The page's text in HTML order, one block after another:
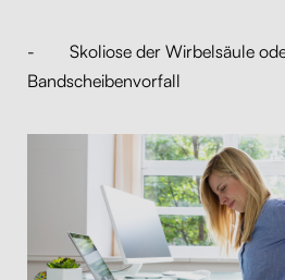
- Skoliose der Wirbelsäule
Bandscheibenvorfall